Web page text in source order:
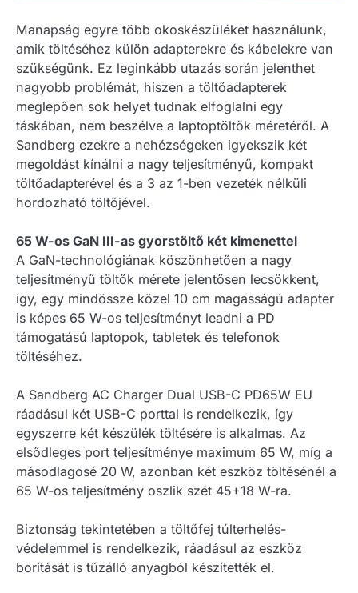
Manapság egyre több okoskészüléket használunk,
amik töltéséhez külön adapterekre és kábelekre van
szükségünk. Ez leginkább utazás során jelenthet
nagyobb problémát, hiszen a töltőadapterek
meglepően sok helyet tudnak elfoglalni egy
táskában, nem beszélve a laptoptöltők méretéről. A
Sandberg ezekre a nehézségeken igyekszik két
megoldást kínálni a nagy teljesítményű, kompakt
töltőadapterével és a 3 az 1-ben vezeték nélküli
hordozható töltőjével.
65 W-os GaN III-as gyorstöltő két kimenettel
A GaN-technológiának köszönhetően a nagy
teljesítményű töltők mérete jelentősen lecsökkent,
így, egy mindössze közel 10 cm magasságú adapter
is képes 65 W-os teljesítményt leadni a PD
támogatású laptopok, tabletek és telefonok
töltéséhez.
A Sandberg AC Charger Dual USB-C PD65W EU
ráadásul két USB-C porttal is rendelkezik, így
egyszerre két készülék töltésére is alkalmas. Az
elsődleges port teljesítménye maximum 65 W, míg a
másodlagosé 20 W, azonban két eszköz töltésénél a
65 W-os teljesítmény oszlik szét 45+18 W-ra.
Biztonság tekintetében a töltőfej túlterhelés-
védelemmel is rendelkezik, ráadásul az eszköz
borítását is tűzálló anyagból készítették el.